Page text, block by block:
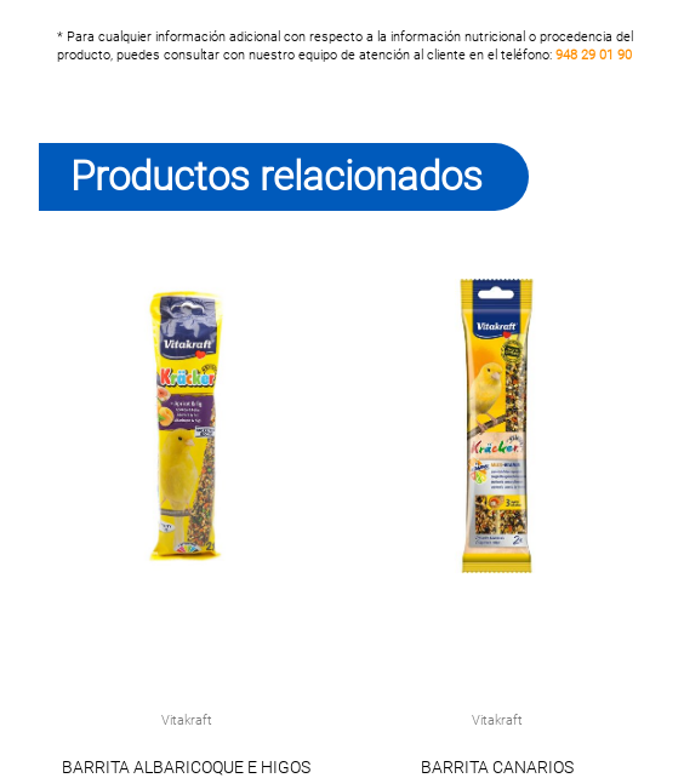
* Para cualquier información adicional con respecto a la información nutricional o procedencia del
producto, puedes consultar con nuestro equipo de atención al cliente en el teléfono: 948 29 01 90
Productos relacionados
Vitakraft
BARRITA ALBARICOQUE E HIGOS
Vitakraft
BARRITA CANARIOS